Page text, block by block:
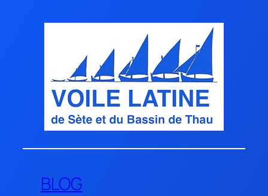
BLOG